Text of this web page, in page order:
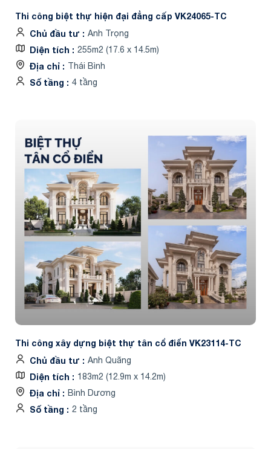
Thi công biệt thự hiện đại đẳng cấp VK24065-TC
Chủ đầu tư
Anh Trọng
Diện tích 255m2 (17.6 x 14.5m)
Địa chỉ Thái Bình
Số tầng 4 tầng
Thi công xây dựng biệt thự tân cổ điển VK23114-TC
Chủ đầu tư
Anh Quãng
Diện tích 183m2 (12.9m x 14.2m)
Địa chỉ Bình Dương
Số tầng 2 tầng